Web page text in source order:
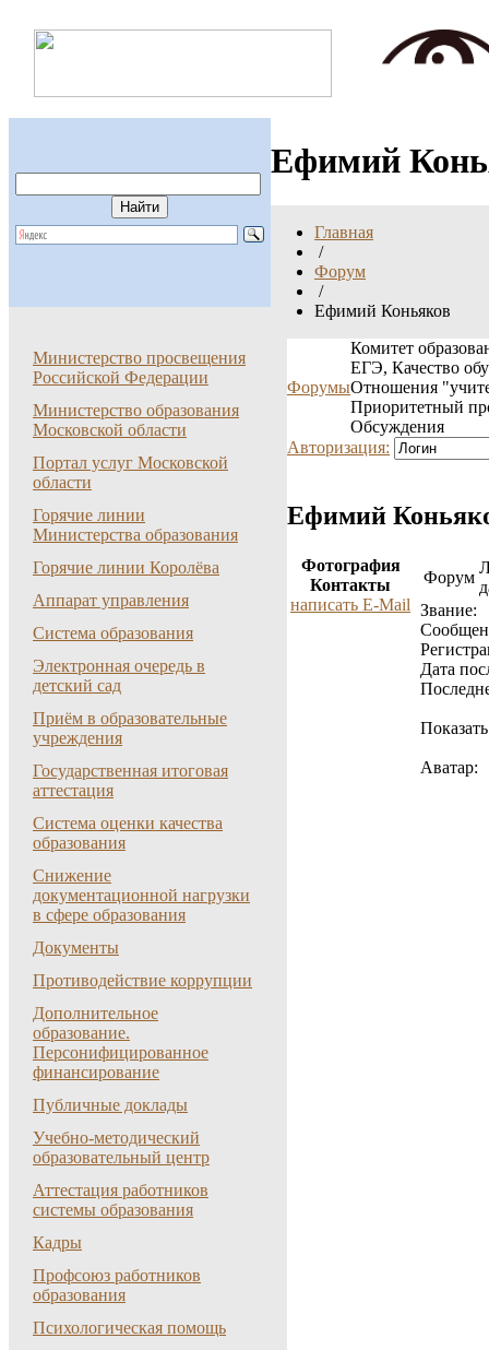
Ефимий
Главная
/
Форум
/
Ефимий Коньяков
Министерство просвещения
Российской Федерации
Министерство образования
Московской области
Портал услуг Московской
области
Горячие линии
Министерства образования
Горячие линии Королёва
Аппарат управления
Система образования
Электронная очередь в
детский сад
Приём в образовательные
учреждения
Государственная итоговая
аттестация
Система оценки качества
образования
Снижение
документационной нагрузки
в сфере образования
Документы
Противодействие коррупции
Дополнительное
образование.
Персонифицированное
финансирование
Публичные доклады
Учебно-методический
образовательный центр
Аттестация работников
системы образования
Кадры
Профсоюз работников
образования
Психологическая помощь
Форумы
Комитет
ЕГЭ, Качество
Отношения
Приоритетный
Обсуждения
Авторизация:
Ефимий
Фотография
Контакты
написать E-Mail
Форум
Звание:
Дата
Аватар: